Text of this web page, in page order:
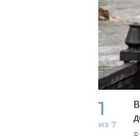
1
из 7
©